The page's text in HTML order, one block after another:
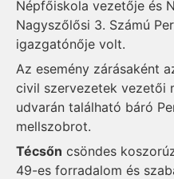
Népfőiskola vezetője és
Nagyszőlősi 3. Számú
igazgatónője volt.
Az esemény zárásaként
civil szervezetek vezetői
udvarán található báró
mellszobrot.
Técsőn csöndes
49-es forradalom és